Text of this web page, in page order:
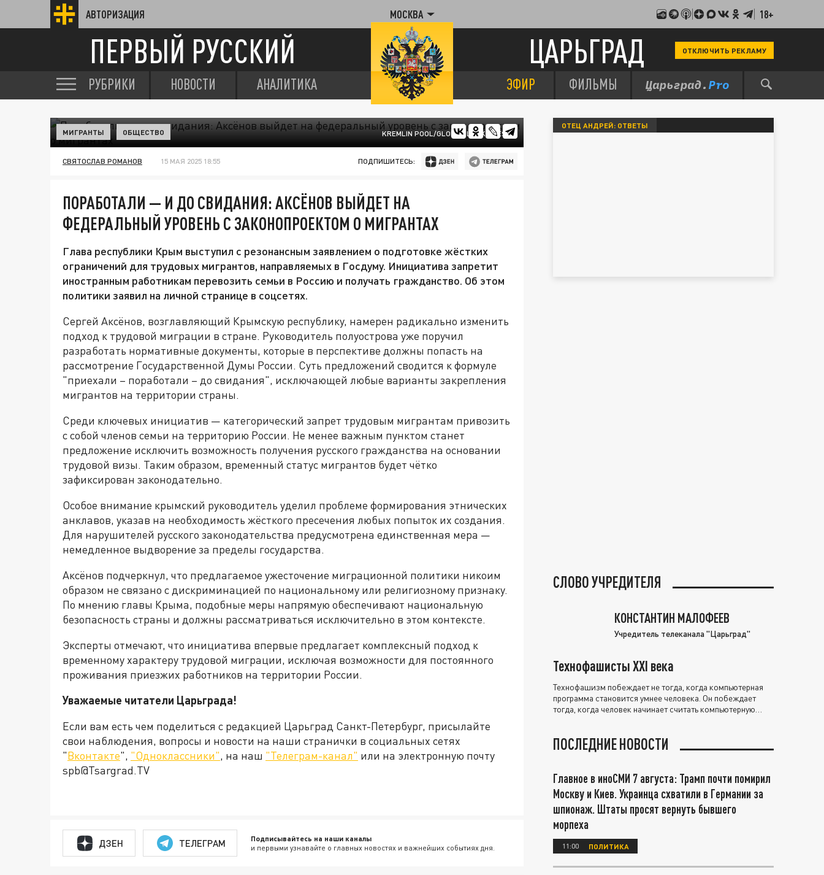
АВТОРИЗАЦИЯ МОСКВА 18+
ПЕРВЫЙ РУССКИЙ ЦАРЬГРАД ОТКЛЮЧИТЬ РЕКЛАМУ
РУБРИКИ НОВОСТИ АНАЛИТИКА ЭФИР ФИЛЬМЫ
KREMLIN POOL/GLOBAL LOOK PRESS
МИГРАНТЫ ОБЩЕСТВО
СВЯТОСЛАВ РОМАНОВ 15 МАЯ 2025 18:55 ПОДПИШИТЕСЬ:
ПОРАБОТАЛИ — И ДО СВИДАНИЯ: АКСЁНОВ ВЫЙДЕТ НА
ФЕДЕРАЛЬНЫЙ УРОВЕНЬ С ЗАКОНОПРОЕКТОМ О МИГРАНТАХ
Глава республики Крым выступил с резонансным заявлением о подготовке жёстких
ограничений для трудовых мигрантов, направляемых в Госдуму. Инициатива запретит
иностранным работникам перевозить семьи в Россию и получать гражданство. Об этом
политики заявил на личной странице в соцсетях.
Сергей Аксёнов, возглавляющий Крымскую республику, намерен радикально изменить
подход к трудовой миграции в стране. Руководитель полуострова уже поручил
разработать нормативные документы, которые в перспективе должны попасть на
рассмотрение Государственной Думы России. Суть предложений сводится к формуле
"приехали – поработали – до свидания", исключающей любые варианты закрепления
мигрантов на территории страны.
Среди ключевых инициатив — категорический запрет трудовым мигрантам привозить
с собой членов семьи на территорию России. Не менее важным пунктом станет
предложение исключить возможность получения русского гражданства на основании
трудовой визы. Таким образом, временный статус мигрантов будет чётко
зафиксирован законодательно.
Особое внимание крымский руководитель уделил проблеме формирования этнических
анклавов, указав на необходимость жёсткого пресечения любых попыток их создания.
Для нарушителей русского законодательства предусмотрена единственная мера —
немедленное выдворение за пределы государства.
Аксёнов подчеркнул, что предлагаемое ужесточение миграционной политики никоим
образом не связано с дискриминацией по национальному или религиозному признаку.
По мнению главы Крыма, подобные меры напрямую обеспечивают национальную
безопасность страны и должны рассматриваться исключительно в этом контексте.
Эксперты отмечают, что инициатива впервые предлагает комплексный подход к
временному характеру трудовой миграции, исключая возможности для постоянного
проживания приезжих работников на территории России.
Уважаемые читатели Царьграда!
Если вам есть чем поделиться с редакцией Царьград Санкт-Петербург, присылайте
свои наблюдения, вопросы и новости на наши странички в социальных сетях
"Вконтакте", "Одноклассники", на наш "Телеграм-канал" или на электронную почту
spb@Tsargrad.TV
ДЗЕН ТЕЛЕГРАМ Подписывайтесь на наши каналы
и первыми узнавайте о главных новостях и важнейших событиях дня.
ОТЕЦ АНДРЕЙ: ОТВЕТЫ
СЛОВО УЧРЕДИТЕЛЯ
КОНСТАНТИН МАЛОФЕЕВ
Учредитель телеканала "Царьград"
Технофашисты XXI века
Технофашизм побеждает не тогда, когда компьютерная
программа становится умнее человека. Он побеждает
тогда, когда человек начинает считать компьютерную
ПОСЛЕДНИЕ НОВОСТИ
Главное в иноСМИ 7 августа: Трамп почти помирил
Москву и Киев. Украинца схватили в Германии за
шпионаж. Штаты просят вернуть бывшего
морпеха
11:00 ПОЛИТИКА